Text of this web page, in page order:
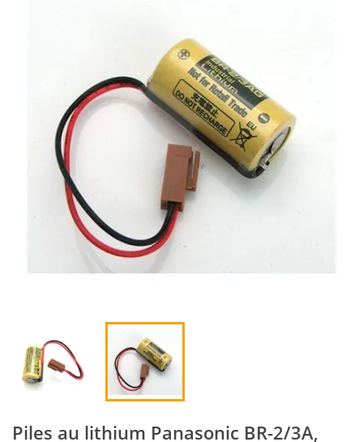
Piles au lithium Panasonic BR-2/3A,